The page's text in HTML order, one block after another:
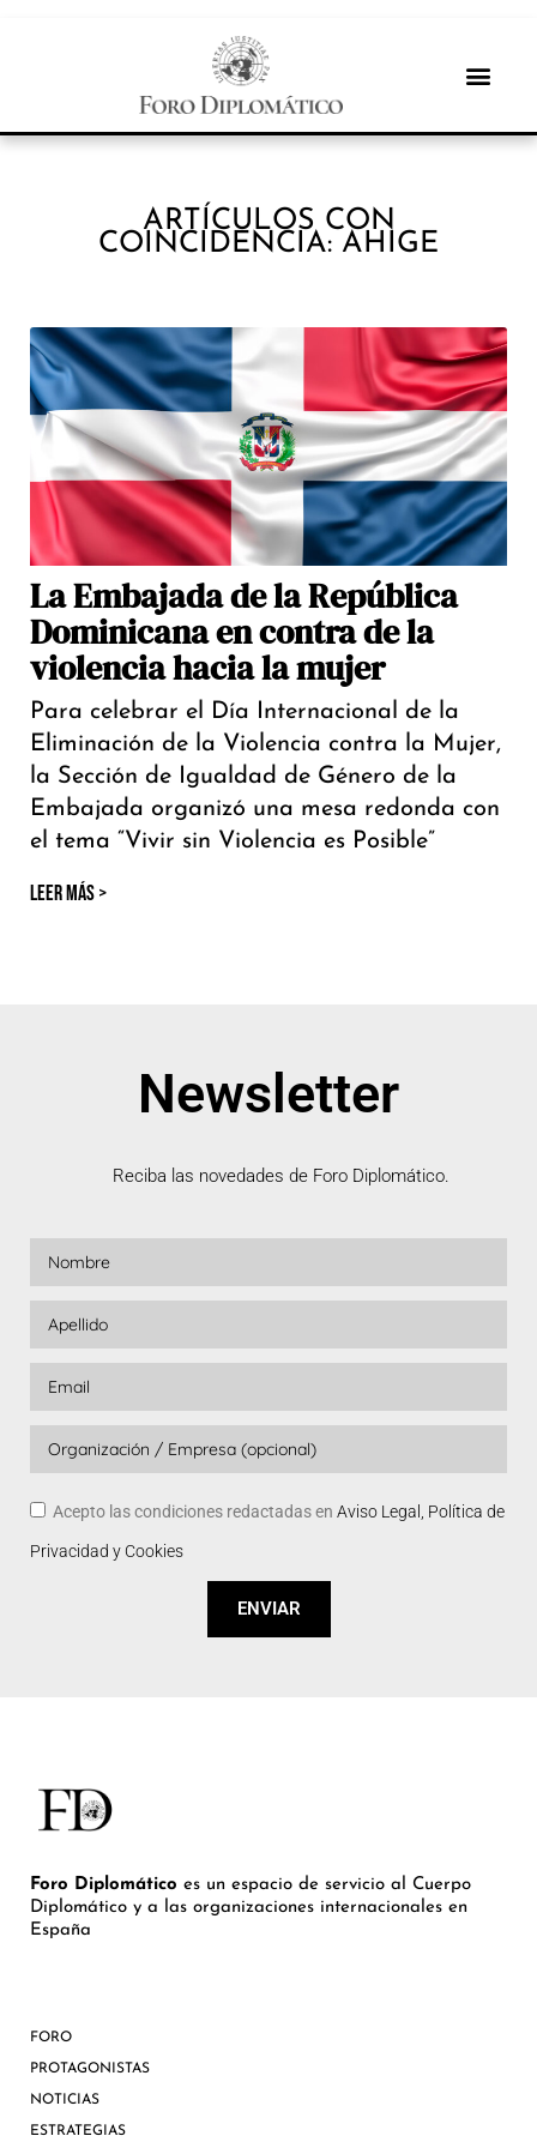
ARTÍCULOS CON
COINCIDENCIA: AHIGE
La Embajada de la República
Dominicana en contra de la
violencia hacia la mujer
Para celebrar el Día Internacional de la
Eliminación de la Violencia contra la Mujer,
la Sección de Igualdad de Género de la
Embajada organizó una mesa redonda con
el tema “Vivir sin Violencia es Posible”
LEER MÁS >
Newsletter
Reciba las novedades de Foro Diplomático.
Acepto las condiciones redactadas en Aviso Legal, Política de
Privacidad y Cookies
ENVIAR
Foro Diplomático es un espacio de servicio al Cuerpo
Diplomático y a las organizaciones internacionales en
España
FORO
PROTAGONISTAS
NOTICIAS
ESTRATEGIAS